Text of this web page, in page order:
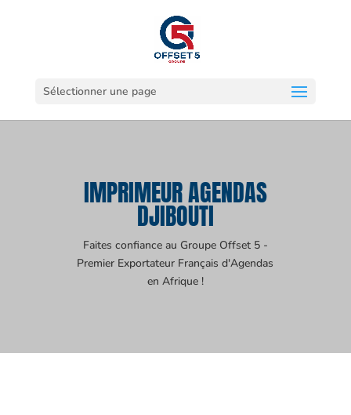
Sélectionner une page
IMPRIMEUR AGENDAS
DJIBOUTI
Faites confiance au Groupe Offset 5 -
Premier Exportateur Français d'Agendas
en Afrique !